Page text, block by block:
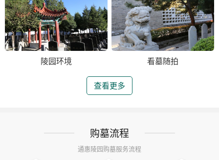
陵园环境 看墓随拍
查看更多
购墓流程
通惠陵园购墓服务流程